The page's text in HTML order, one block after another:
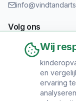
Volg ons
Informatie
Heeft u een
Wij
en
ervaring